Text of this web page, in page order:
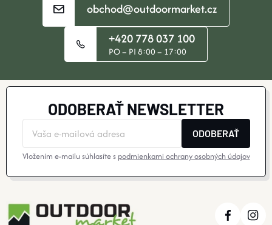
obchod@outdoormarket.cz
+420 778 037 100
PO – PI 8:00 – 17:00
ODOBERAŤ NEWSLETTER
ODOBERAŤ
Vložením e-mailu súhlasíte s podmienkami ochrany osobných údajov